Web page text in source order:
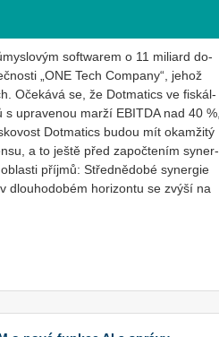
soft­warem o 11 mi­li­ard do­
„ONE Tech Com­pa­ny“, jehož
Oče­ká­vá se, že Do­tma­tics ve fis­kál­
upra­ve­nou marží EBI­T­DA nad 40 %,
Do­tma­tics budou mít oka­mži­tý
a to ještě před za­poč­te­ním sy­ner­
pří­jmů: Střed­ně­do­bé sy­ner­gie
dlou­ho­do­bém ho­ri­zon­tu se zvýší na